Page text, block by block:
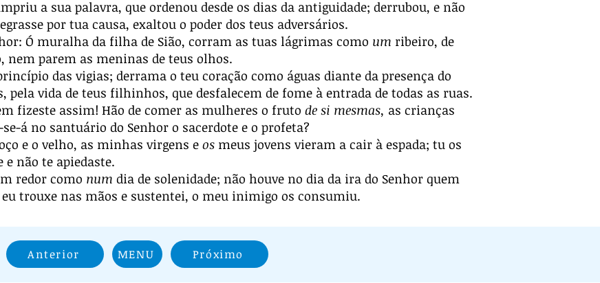
a sua palavra, que ordenou desde os dias da antiguidade; derrubou, e não
por tua causa, exaltou o poder dos teus adversários.
Ó muralha da filha de Sião, corram as tuas lágrimas como um ribeiro, de
nem parem as meninas de teus olhos.
das vigias; derrama o teu coração como águas diante da presença do
pela vida de teus filhinhos, que desfalecem de fome à entrada de todas as ruas.
fizeste assim! Hão de comer as mulheres o fruto de si mesmas, as crianças
á no santuário do Senhor o sacerdote e o profeta?
e o velho, as minhas virgens e os meus jovens vieram a cair à espada; tu os
não te apiedaste.
redor como num dia de solenidade; não houve no dia da ira do Senhor quem
eu trouxe nas mãos e sustentei, o meu inimigo os consumiu.
Anterior MENU Próximo